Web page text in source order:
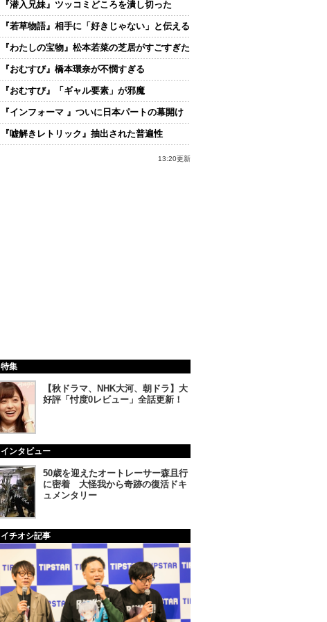
『潜入兄妹』ツッコミどころを潰し切った
『若草物語』相手に「好きじゃない」と伝える
『わたしの宝物』松本若菜の芝居がすごすぎた
『おむすび』橋本環奈が不憫すぎる
『おむすび』「ギャル要素」が邪魔
『インフォーマ 』ついに日本パートの幕開け
『嘘解きレトリック』抽出された普遍性
13:20更新
特集
【秋ドラマ、NHK大河、朝ドラ】大
好評「忖度0レビュー」全話更新！
インタビュー
50歳を迎えたオートレーサー森且行
に密着 大怪我から奇跡の復活ドキ
ュメンタリー
イチオシ記事